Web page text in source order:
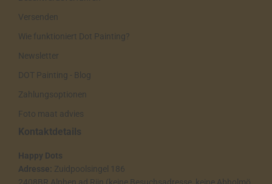
Versenden
Wie funktioniert Dot Painting?
Newsletter
DOT Painting - Blog
Zahlungsoptionen
Foto maat advies
Kontaktdetails
Happy Dots
Adresse: Zuidpoolsingel 186
2408BR Alphen ad Rijn (keine Besuchsadresse, keine Abholmö